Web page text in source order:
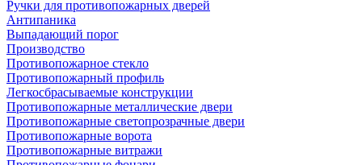
Ручки для противопожарных дверей
Антипаника
Выпадающий порог
Производство
Противопожарное стекло
Противопожарный профиль
Легкосбрасываемые конструкции
Противопожарные металлические двери
Противопожарные светопрозрачные двери
Противопожарные ворота
Противопожарные витражи